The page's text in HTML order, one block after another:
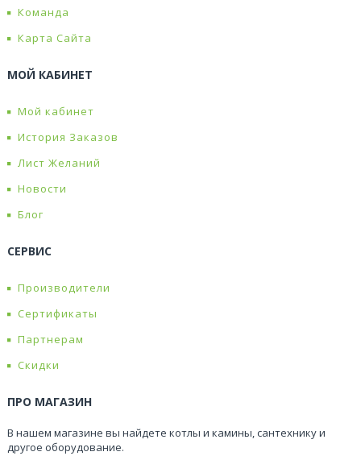
Команда
Карта Сайта
МОЙ КАБИНЕТ
Мой кабинет
История Заказов
Лист Желаний
Новости
Блог
СЕРВИС
Производители
Сертификаты
Партнерам
Скидки
ПРО МАГАЗИН
В нашем магазине вы найдете котлы и камины, сантехнику и
другое оборудование.